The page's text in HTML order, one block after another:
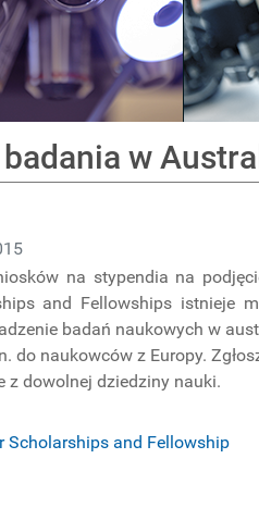
w
na stypendia na
and Fellowships istnieje
badań naukowych w
do naukowców z Europy.
z dowolnej dziedziny nauki.
Scholarships and Fellowship